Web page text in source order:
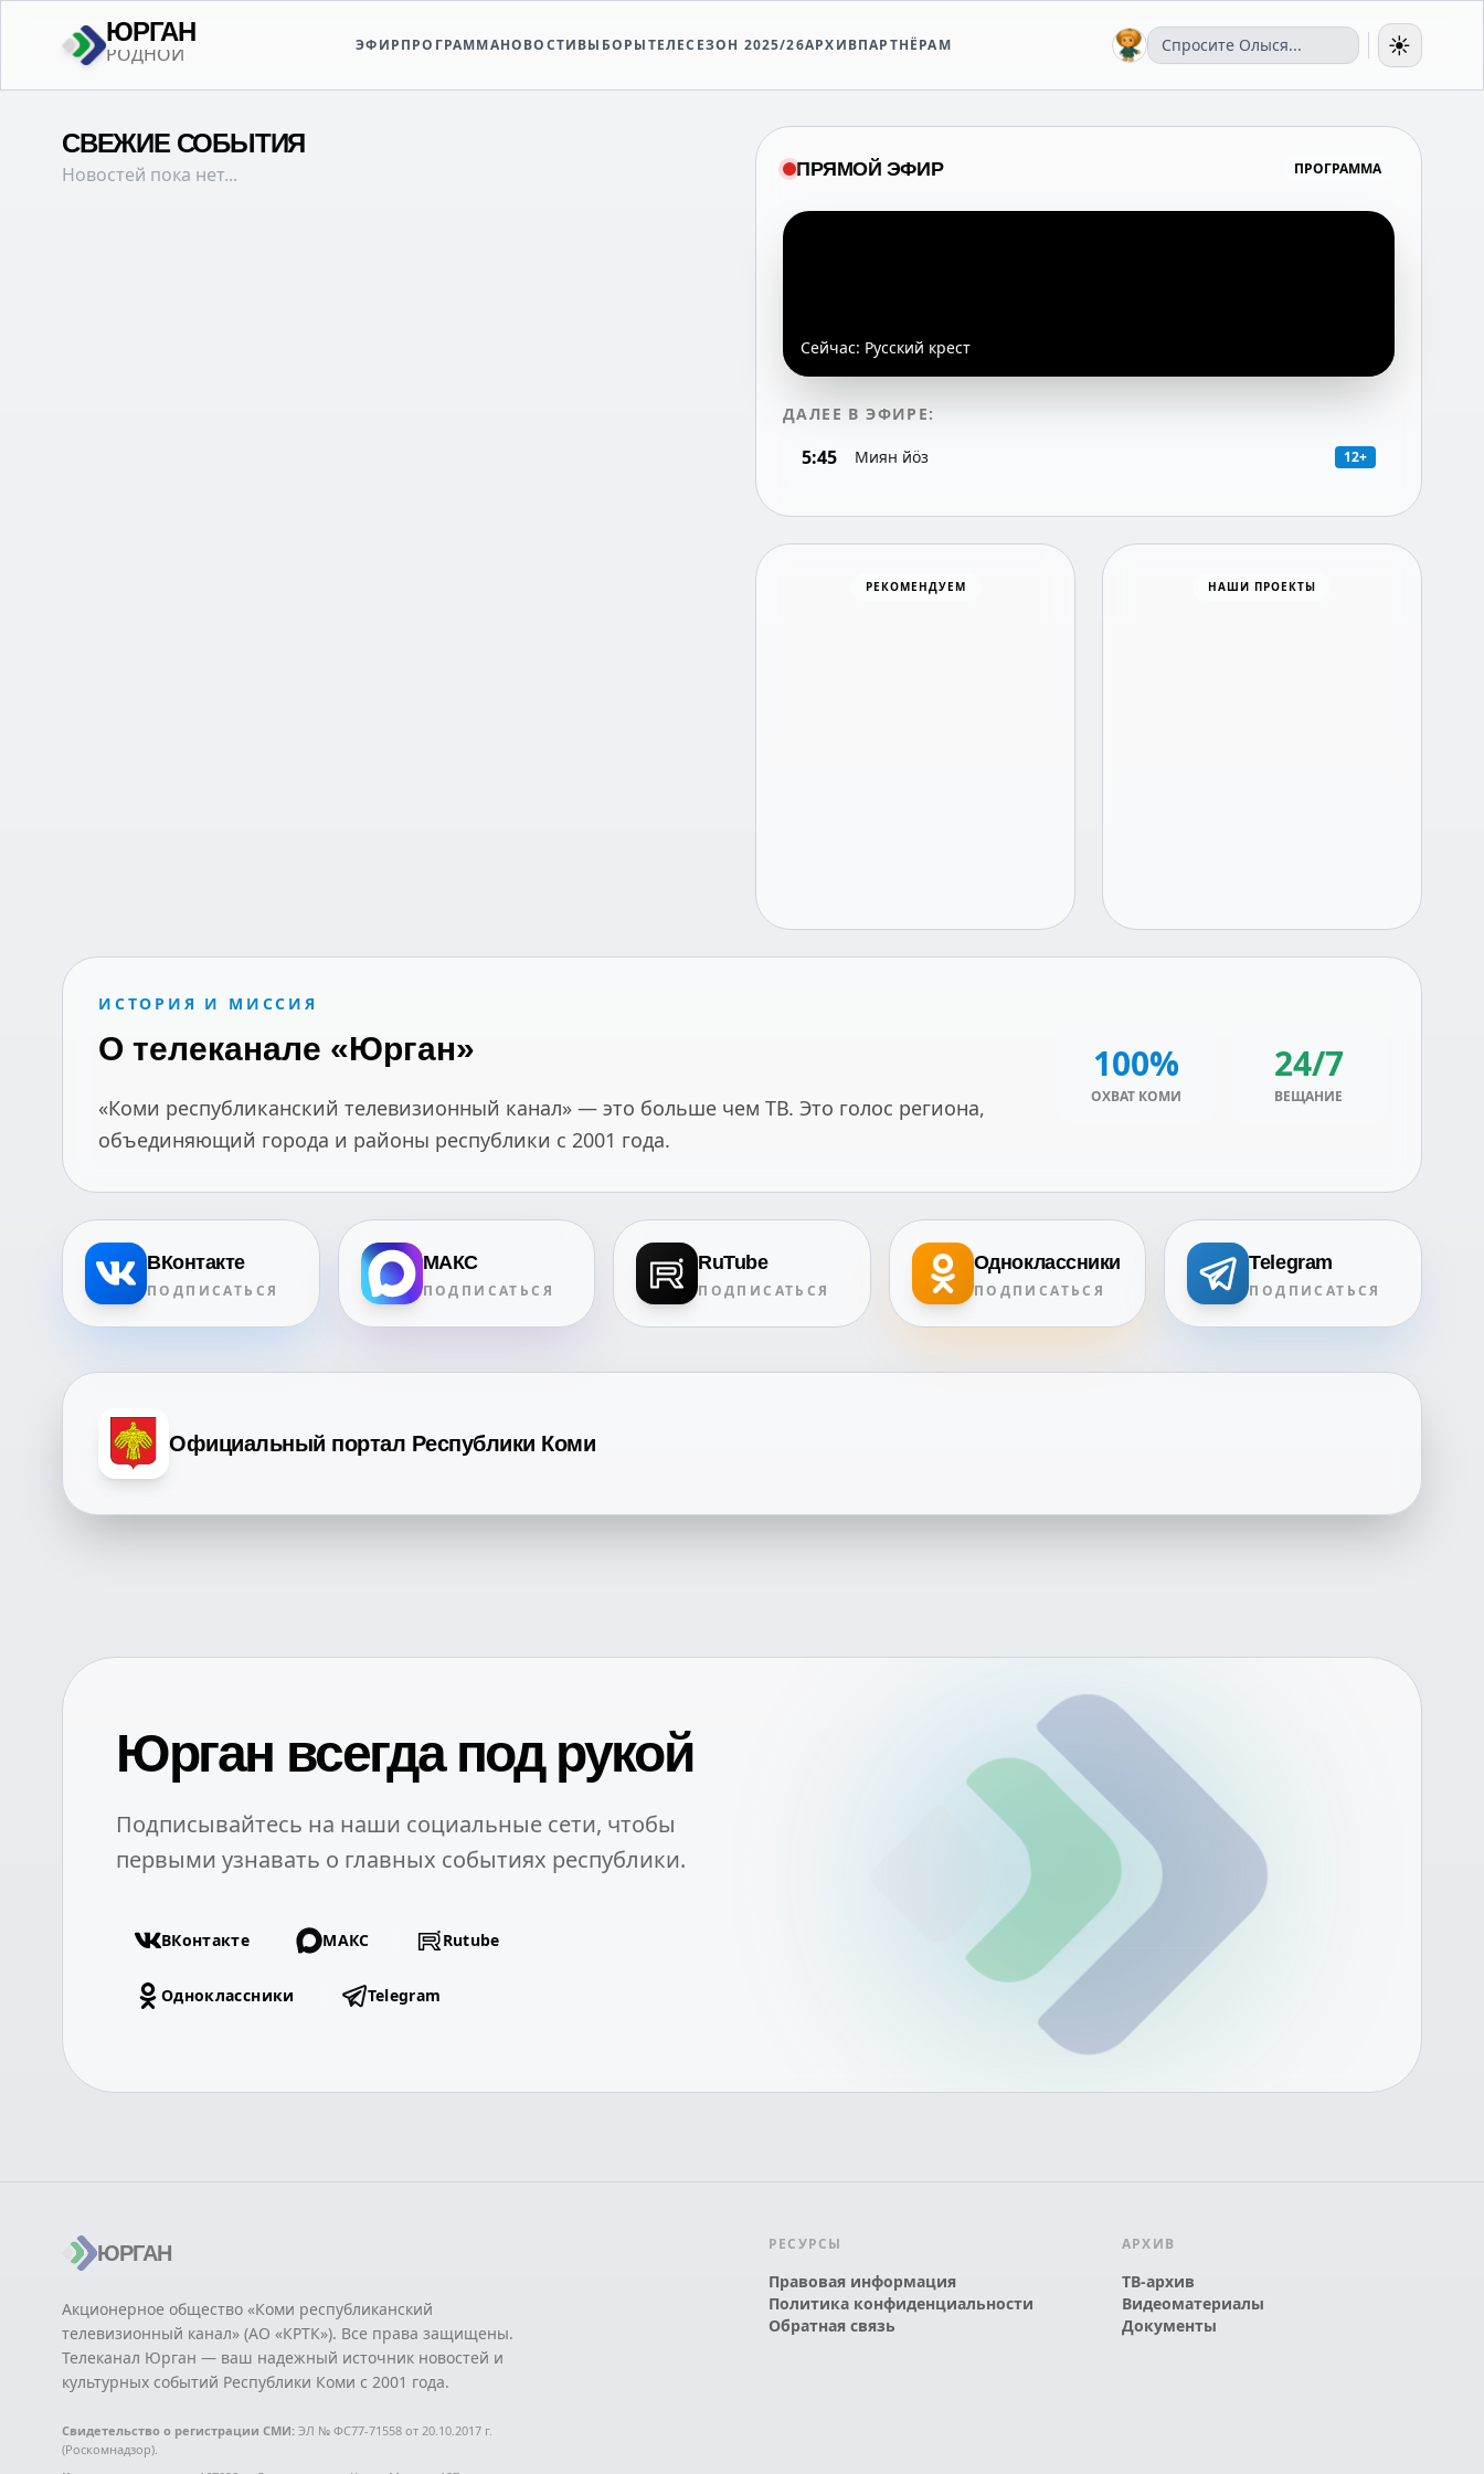
ЮРГАН ЭФИРПРОГРАММАНОВОСТИВЫБОРЫТЕЛЕСЕЗОН 2025/26АРХИВПАРТНЁРАМ ☀️
СВЕЖИЕ СОБЫТИЯ
Новостей пока нет... ПРЯМОЙ ЭФИР ПРОГРАММА
Сейчас: Русский крест
ДАЛЕЕ В ЭФИРЕ:
5:45 Миян йöз 12+
РЕКОМЕНДУЕМ
Хоккей
НАШИ ПРОЕКТЫ
Время новостей
ИСТОРИЯ И МИССИЯ
О телеканале «Юрган»
«Коми республиканский телевизионный канал» — это больше чем ТВ. Это голос региона,
объединяющий города и районы республики с 2001 года.
100%
ОХВАТ КОМИ
24/7
ВЕЩАНИЕ
ВКонтакте
ПОДПИСАТЬСЯ
МАКС
ПОДПИСАТЬСЯ
RuTube
ПОДПИСАТЬСЯ
Одноклассники
ПОДПИСАТЬСЯ
Telegram
ПОДПИСАТЬСЯ
Официальный портал Республики Коми
Юрган всегда под рукой
Подписывайтесь на наши социальные сети, чтобы
первыми узнавать о главных событиях республики.
ВКонтакте МАКС Rutube
Одноклассники Telegram
ЮРГАН
Акционерное общество «Коми республиканский
телевизионный канал» (АО «КРТК»). Все права защищены.
Телеканал Юрган — ваш надежный источник новостей и
культурных событий Республики Коми с 2001 года.
Свидетельство о регистрации СМИ: ЭЛ № ФС77-71558 от 20.10.2017 г.
(Роскомнадзор).
РЕСУРСЫ
Правовая информация
Политика конфиденциальности
Обратная связь
АРХИВ
ТВ-архив
Видеоматериалы
Документы